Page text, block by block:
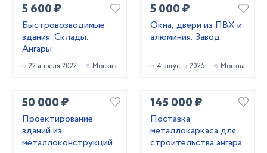
5 600 ₽
Быстровозводимые
здания. Склады.
Ангары
22 апреля 2022 Москва
5 000 ₽
Окна, двери из ПВХ и
алюминия. Завод.
4 августа 2025 Москва
50 000 ₽
Проектирование
зданий из
металлоконструкций
145 000 ₽
Поставка
металлокаркаса для
строительства ангара